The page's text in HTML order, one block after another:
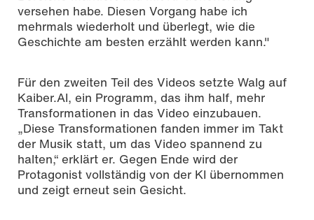
versehen habe. Diesen Vorgang habe ich
mehrmals wiederholt und überlegt, wie die
Geschichte am besten erzählt werden kann."
Für den zweiten Teil des Videos setzte Walg auf
Kaiber.AI, ein Programm, das ihm half, mehr
Transformationen in das Video einzubauen.
„Diese Transformationen fanden immer im Takt
der Musik statt, um das Video spannend zu
halten,“ erklärt er. Gegen Ende wird der
Protagonist vollständig von der KI übernommen
und zeigt erneut sein Gesicht.